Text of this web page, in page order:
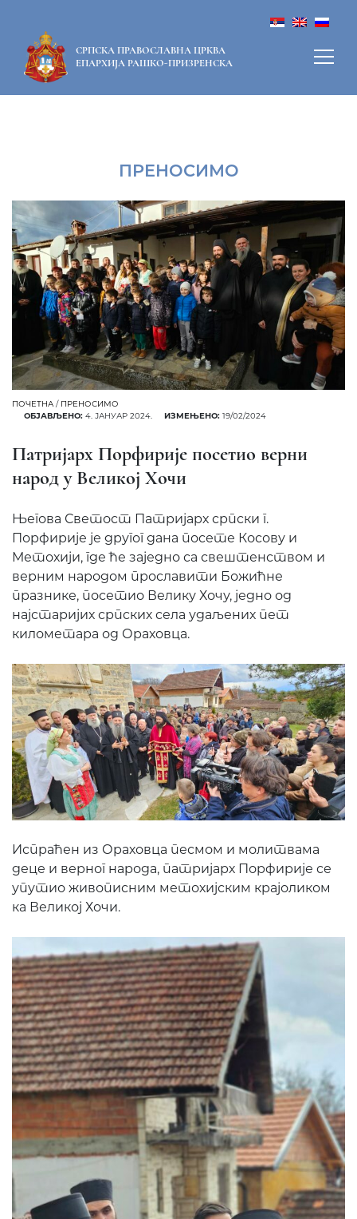
СРПСКА ПРАВОСЛАВНА ЦРКВА
ЕПАРХИЈА РАШКО-ПРИЗРЕНСКА
ПРЕНОСИМО
ПОЧЕТНА / ПРЕНОСИМО
ОБЈАВЉЕНО: 4. ЈАНУАР 2024. ИЗМЕЊЕНО: 19/02/2024
Патријарх Порфирије посетио верни
народ у Великој Хочи
Његова Светост Патријарх српски г.
Порфирије је другог дана посете Косову и
Метохији, где ће заједно са свештенством и
верним народом прославити Божићне
празнике, посетио Велику Хочу, једно од
најстаријих српских села удаљених пет
километара од Ораховца.
Испраћен из Ораховца песмом и молитвама
деце и верног народа, патријарх Порфирије се
упутио живописним метохијским крајоликом
ка Великој Хочи.